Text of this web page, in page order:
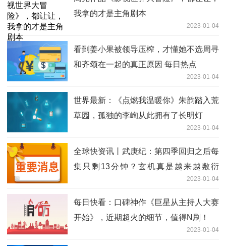
我拿的才是主角剧本
2023-01-04
看到姜小果被领导压榨，才懂她不选周寻
和齐颂在一起的真正原因 每日热点
2023-01-04
世界最新：《点燃我温暖你》朱韵踏入荒
草园，孤独的李峋从此拥有了长明灯
2023-01-04
全球快资讯丨武庚纪：第四季回归之后每
集只剩13分钟？玄机真是越来越敷衍
2023-01-04
每日快看：口碑神作《巨星从主持人大赛
开始》，近期超火的细节，值得N刷！
2023-01-04